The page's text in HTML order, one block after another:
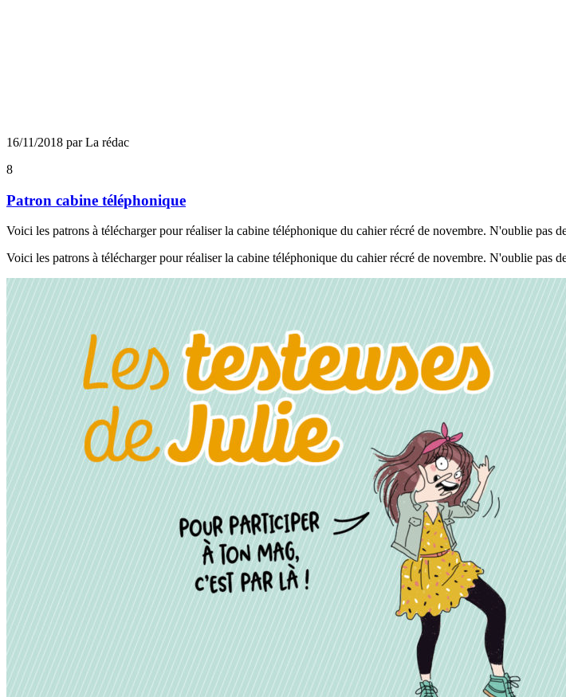
16/11/2018 par La rédac
8
Patron cabine téléphonique
Voici les patrons à télécharger pour réaliser la cabine téléphonique du cahier récré de novembre. N'oublie pas
Voici les patrons à télécharger pour réaliser la cabine téléphonique du cahier récré de novembre. N'oublie pas